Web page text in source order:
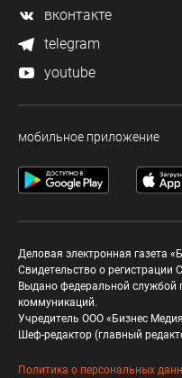
вконтакте
telegram
youtube
мобильное приложение
Деловая электронная газета
Свидетельство о
Выдано федеральной службой
коммуникаций.
Учредитель ООО «Бизнес
Шеф-редактор (главный
Политика о персональных